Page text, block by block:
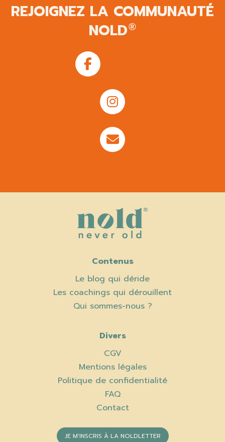
REJOIGNEZ LA COMMUNAUTÉ
NOLD®
Contenus
Le blog qui déride
Les coachings qui dérouillent
Qui sommes-nous ?
Divers
CGV
Mentions légales
Politique de confidentialité
FAQ
Contact
JE M'INSCRIS À LA NOLDLETTER